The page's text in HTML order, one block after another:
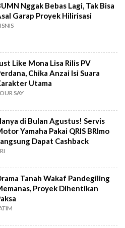
Nggak Bebas Lagi, Tak Bisa
Garap Proyek Hilirisasi
Like Mona Lisa Rilis PV
Chika Anzai Isi Suara
Utama
SAY
di Bulan Agustus! Servis
Yamaha Pakai QRIS BRImo
Dapat Cashback
Tanah Wakaf Pandegiling
Proyek Dihentikan